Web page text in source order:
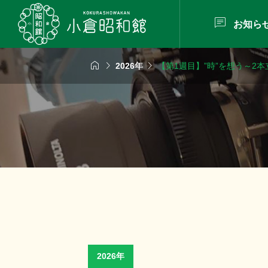
 お知ら
  2026年【第1週目】”時”を想う～2本
2026年